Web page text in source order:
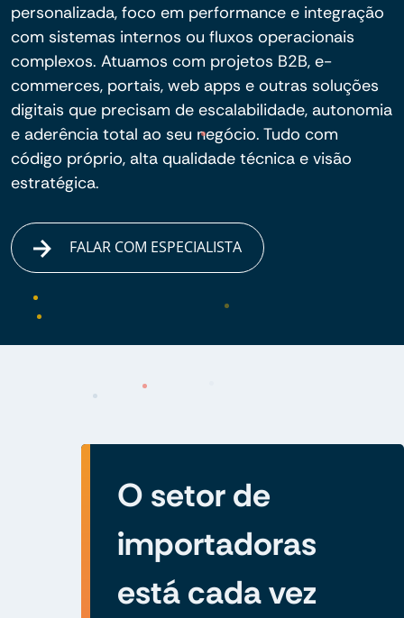
personalizada, foco em performance e integração
com sistemas internos ou fluxos operacionais
complexos. Atuamos com projetos B2B, e-
commerces, portais, web apps e outras soluções
digitais que precisam de escalabilidade, autonomia
e aderência total ao seu negócio. Tudo com
código próprio, alta qualidade técnica e visão
estratégica.
FALAR COM ESPECIALISTA
O setor de
importadoras
está cada vez